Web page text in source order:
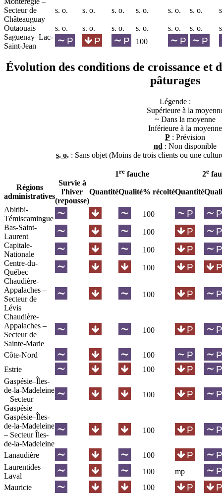
Secteur de
Châteauguay
s. o. s. o. s. o. s. o. s. o. s. o.
Outaouais s. o. s. o. s. o. s. o. s. o. s. o.
Saguenay–Lac-
Saint-Jean
100
Évolution des conditions de croissance et
pâturages
Légende :
Supérieure à la
~ Dans la moyenne
Inférieure à la moyenne
P : Prévision
nd : Non disponible
s. o. : Sans objet (Moins de trois clients ou une
1re fauche 2e
Régions
administratives
Survie à
l'hiver
(repousse)
QuantitéQualité% récoltéQuantité
Abitibi-
Témiscamingue
100
Bas-Saint-
Laurent
100
Capitale-
Nationale
100
Centre-du-
Québec
100
Chaudière-
Appalaches –
Secteur de
Lévis
100
Chaudière-
Appalaches –
Secteur de
Sainte-Marie
100
Côte-Nord
100
Estrie
100
Gaspésie–Îles-
de-la-Madeleine
– Secteur
Gaspésie
100
Gaspésie–Îles-
de-la-Madeleine
– Secteur Îles-
de-la-Madeleine
100
Lanaudière
100
Laurentides –
Laval
100
mp
Mauricie
100